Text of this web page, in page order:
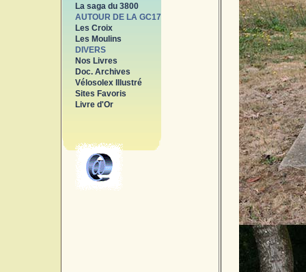
La saga du 3800
AUTOUR DE LA GC17
Les Croix
Les Moulins
DIVERS
Nos Livres
Doc. Archives
Vélosolex Illustré
Sites Favoris
Livre d'Or